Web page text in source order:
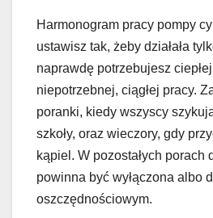
Harmonogram pracy pompy
ustawisz tak, żeby działała
naprawdę potrzebujesz
niepotrzebnej, ciągłej pracy.
poranki, kiedy wszyscy
szkoły, oraz wieczory, gdy
kąpiel. W pozostałych porach
powinna być wyłączona albo
oszczędnościowym.